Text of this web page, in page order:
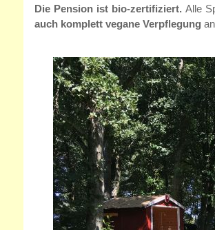
Die Pension ist bio-zertifiziert. Alle
auch komplett vegane Verpflegung